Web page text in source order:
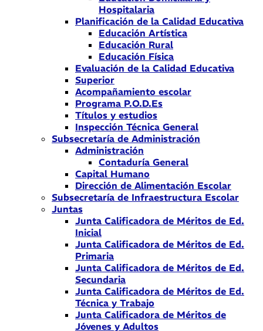
Hospitalaria
Planificación de la Calidad Educativa
Educación Artística
Educación Rural
Educación Física
Evaluación de la Calidad Educativa
Superior
Acompañamiento escolar
Programa P.O.D.Es
Títulos y estudios
Inspección Técnica General
Subsecretaría de Administración
Administración
Contaduría General
Capital Humano
Dirección de Alimentación Escolar
Subsecretaría de Infraestructura Escolar
Juntas
Junta Calificadora de Méritos de Ed.
Inicial
Junta Calificadora de Méritos de Ed.
Primaria
Junta Calificadora de Méritos de Ed.
Secundaria
Junta Calificadora de Méritos de Ed.
Técnica y Trabajo
Junta Calificadora de Méritos de
Jóvenes y Adultos